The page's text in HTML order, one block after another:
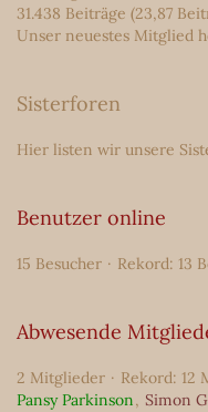
31.438 Beiträge (23,87
Unser neuestes Mitglied
Sisterforen
Hier listen wir unsere
Benutzer online
15 Besucher Rekord: 13
Abwesende
2 Mitglieder Rekord: 12
Pansy Parkinson
Simon